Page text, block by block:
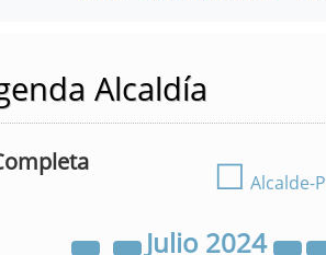
Alcaldía
☐ Alcalde-
Julio 2024